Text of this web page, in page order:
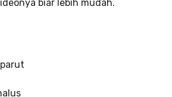
biar lebih mudah.